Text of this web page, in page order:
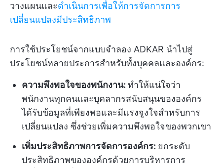
วางแผนและดำเนินการเพื่อให้การจัดการการ
เปลี่ยนแปลงมีประสิทธิภาพ
การใช้ประโยชน์จากแบบจำลอง ADKAR นำไปสู่
ประโยชน์หลายประการสำหรับทั้งบุคคลและองค์กร:
ความพึงพอใจของพนักงาน: ทำให้แน่ใจว่า
พนักงานทุกคนและบุคลากรสนับสนุนขององค์กร
ได้รับข้อมูลที่เพียงพอและมีแรงจูงใจสำหรับการ
เปลี่ยนแปลง ซึ่งช่วยเพิ่มความพึงพอใจของพวกเขา
เพิ่มประสิทธิภาพการจัดการองค์กร: ยกระดับ
ประสิทธิภาพขององค์กรด้วยการบริหารการ